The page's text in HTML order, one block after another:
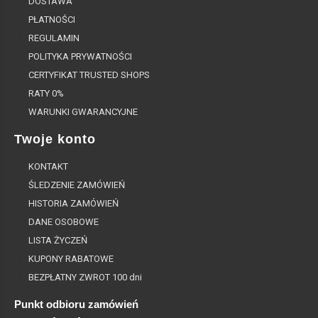
PŁATNOŚCI
REGULAMIN
POLITYKA PRYWATNOŚCI
CERTYFIKAT TRUSTED SHOPS
RATY 0%
WARUNKI GWARANCYJNE
Twoje konto
KONTAKT
ŚLEDZENIE ZAMÓWIEŃ
HISTORIA ZAMÓWIEŃ
DANE OSOBOWE
LISTA ŻYCZEŃ
KUPONY RABATOWE
BEZPŁATNY ZWROT 100 dni
Punkt odbioru zamówień